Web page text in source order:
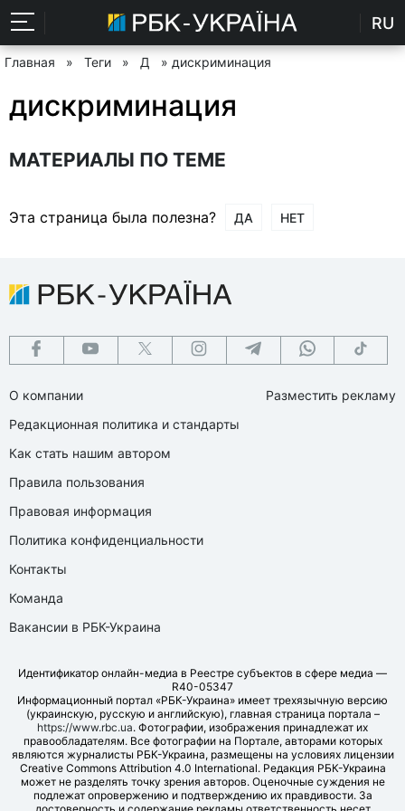
RU
Главная » Теги » Д » дискриминация
дискриминация
МАТЕРИАЛЫ ПО ТЕМЕ
Эта страница была полезна? ДА НЕТ
О компании
Редакционная политика и стандарты
Как стать нашим автором
Правила пользования
Правовая информация
Политика конфиденциальности
Контакты
Команда
Вакансии в РБК-Украина
Разместить рекламу
Идентификатор онлайн-медиа в Реестре субъектов в сфере медиа —
R40-05347
Информационный портал «РБК-Украина» имеет трехязычную версию
(украинскую, русскую и английскую), главная страница портала –
https://www.rbc.ua. Фотографии, изображения принадлежат их
правообладателям. Все фотографии на Портале, авторами которых
являются журналисты РБК-Украина, размещены на условиях лицензии
Creative Commons Attribution 4.0 International. Редакция РБК-Украина
может не разделять точку зрения авторов. Оценочные суждения не
подлежат опровержению и подтверждению их правдивости. За